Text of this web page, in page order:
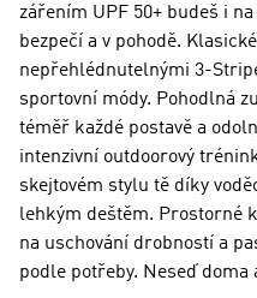
zářením UPF 50+ budeš i
bezpečí a v pohodě.
nepřehlédnutelnými 3-
sportovní módy. Pohodlná
téměř každé postavě a
intenzivní outdoorový
skejtovém stylu tě díky
lehkým deštěm. Prostorné
na uschování drobností a
podle potřeby. Neseď doma